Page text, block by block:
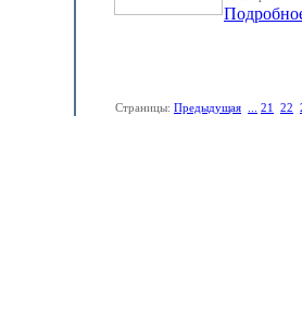
Страницы: Предыдущая 21 22